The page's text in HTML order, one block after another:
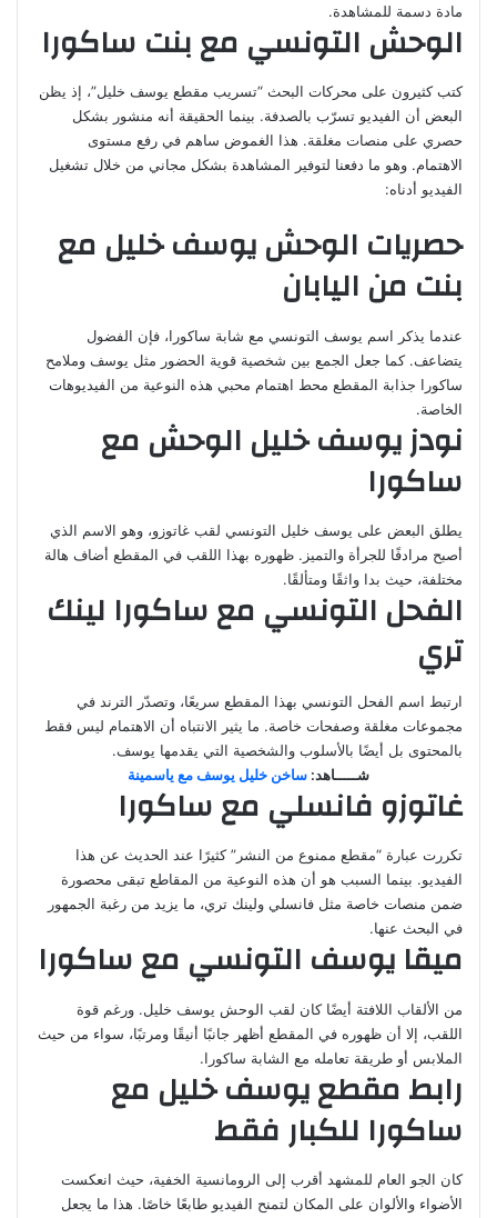
مادة دسمة للمشاهدة.
الوحش التونسي مع بنت ساكورا
كتب كثيرون على محركات البحث “تسريب مقطع يوسف خليل”، إذ يظن
البعض أن الفيديو تسرّب بالصدفة. بينما الحقيقة أنه منشور بشكل
حصري على منصات مغلقة. هذا الغموض ساهم في رفع مستوى
الاهتمام. وهو ما دفعنا لتوفير المشاهدة بشكل مجاني من خلال تشغيل
الفيديو أدناه:
حصريات الوحش يوسف خليل مع
بنت من اليابان
عندما يذكر اسم يوسف التونسي مع شابة ساكورا، فإن الفضول
يتضاعف. كما جعل الجمع بين شخصية قوية الحضور مثل يوسف وملامح
ساكورا جذابة المقطع محط اهتمام محبي هذه النوعية من الفيديوهات
الخاصة.
نودز يوسف خليل الوحش مع
ساكورا
يطلق البعض على يوسف خليل التونسي لقب غاتوزو، وهو الاسم الذي
أصبح مرادفًا للجرأة والتميز. ظهوره بهذا اللقب في المقطع أضاف هالة
مختلفة، حيث بدا واثقًا ومتألقًا.
الفحل التونسي مع ساكورا لينك
تري
ارتبط اسم الفحل التونسي بهذا المقطع سريعًا، وتصدّر الترند في
مجموعات مغلقة وصفحات خاصة. ما يثير الانتباه أن الاهتمام ليس فقط
بالمحتوى بل أيضًا بالأسلوب والشخصية التي يقدمها يوسف.
شـــــاهد: ساخن خليل يوسف مع ياسمينة
غاتوزو فانسلي مع ساكورا
تكررت عبارة “مقطع ممنوع من النشر” كثيرًا عند الحديث عن هذا
الفيديو. بينما السبب هو أن هذه النوعية من المقاطع تبقى محصورة
ضمن منصات خاصة مثل فانسلي ولينك تري، ما يزيد من رغبة الجمهور
في البحث عنها.
ميقا يوسف التونسي مع ساكورا
من الألقاب اللافتة أيضًا كان لقب الوحش يوسف خليل. ورغم قوة
اللقب، إلا أن ظهوره في المقطع أظهر جانبًا أنيقًا ومرتبًا، سواء من حيث
الملابس أو طريقة تعامله مع الشابة ساكورا.
رابط مقطع يوسف خليل مع
ساكورا للكبار فقط
كان الجو العام للمشهد أقرب إلى الرومانسية الخفية، حيث انعكست
الأضواء والألوان على المكان لتمنح الفيديو طابعًا خاصًا. هذا ما يجعل